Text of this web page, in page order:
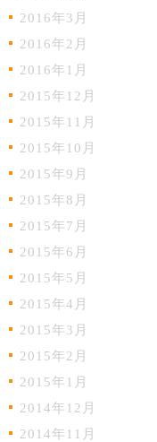
2016年3月
2016年2月
2016年1月
2015年12月
2015年11月
2015年10月
2015年9月
2015年8月
2015年7月
2015年6月
2015年5月
2015年4月
2015年3月
2015年2月
2015年1月
2014年12月
2014年11月